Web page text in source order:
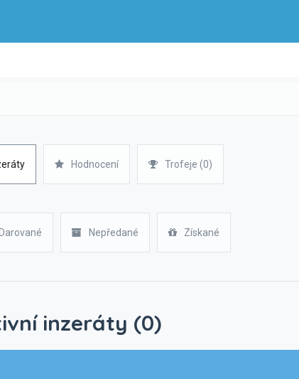
Hodnocení Trofeje (0)
Darované Nepředané Získané
inzeráty (0)